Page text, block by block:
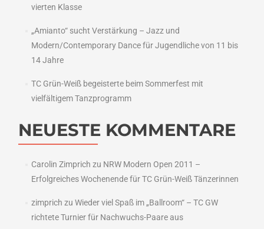
vierten Klasse
„Amianto“ sucht Verstärkung – Jazz und
Modern/Contemporary Dance für Jugendliche von 11 bis
14 Jahre
TC Grün-Weiß begeisterte beim Sommerfest mit
vielfältigem Tanzprogramm
NEUESTE KOMMENTARE
Carolin Zimprich zu NRW Modern Open 2011 –
Erfolgreiches Wochenende für TC Grün-Weiß Tänzerinnen
zimprich zu Wieder viel Spaß im „Ballroom“ – TC GW
richtete Turnier für Nachwuchs-Paare aus